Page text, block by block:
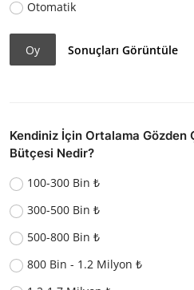
Otomatik
Oy Sonuçları Görüntüle
Kendiniz İçin Ortalama Gözden
Bütçesi Nedir?
100-300 Bin ₺
300-500 Bin ₺
500-800 Bin ₺
800 Bin - 1.2 Milyon ₺